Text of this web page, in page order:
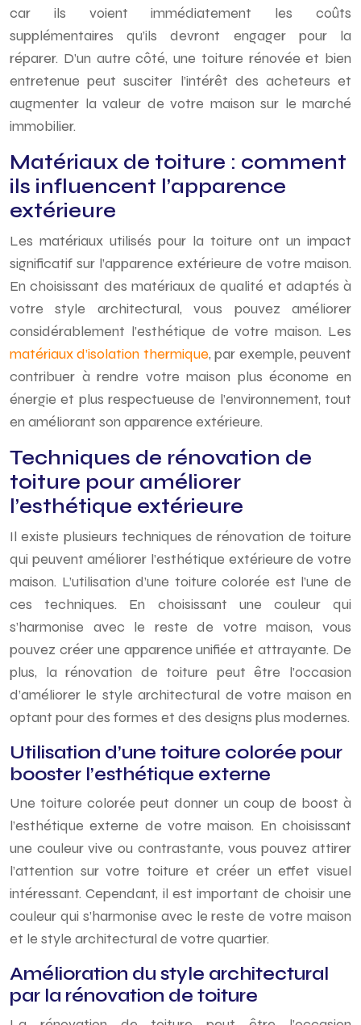
car ils voient immédiatement les coûts
supplémentaires qu’ils devront engager pour la
réparer. D’un autre côté, une toiture rénovée et bien
entretenue peut susciter l’intérêt des acheteurs et
augmenter la valeur de votre maison sur le marché
immobilier.
Matériaux de toiture : comment
ils influencent l’apparence
extérieure
Les matériaux utilisés pour la toiture ont un impact
significatif sur l’apparence extérieure de votre maison.
En choisissant des matériaux de qualité et adaptés à
votre style architectural, vous pouvez améliorer
considérablement l’esthétique de votre maison. Les
matériaux d’isolation thermique, par exemple, peuvent
contribuer à rendre votre maison plus économe en
énergie et plus respectueuse de l’environnement, tout
en améliorant son apparence extérieure.
Techniques de rénovation de
toiture pour améliorer
l’esthétique extérieure
Il existe plusieurs techniques de rénovation de toiture
qui peuvent améliorer l’esthétique extérieure de votre
maison. L’utilisation d’une toiture colorée est l’une de
ces techniques. En choisissant une couleur qui
s’harmonise avec le reste de votre maison, vous
pouvez créer une apparence unifiée et attrayante. De
plus, la rénovation de toiture peut être l’occasion
d’améliorer le style architectural de votre maison en
optant pour des formes et des designs plus modernes.
Utilisation d’une toiture colorée pour
booster l’esthétique externe
Une toiture colorée peut donner un coup de boost à
l’esthétique externe de votre maison. En choisissant
une couleur vive ou contrastante, vous pouvez attirer
l’attention sur votre toiture et créer un effet visuel
intéressant. Cependant, il est important de choisir une
couleur qui s’harmonise avec le reste de votre maison
et le style architectural de votre quartier.
Amélioration du style architectural
par la rénovation de toiture